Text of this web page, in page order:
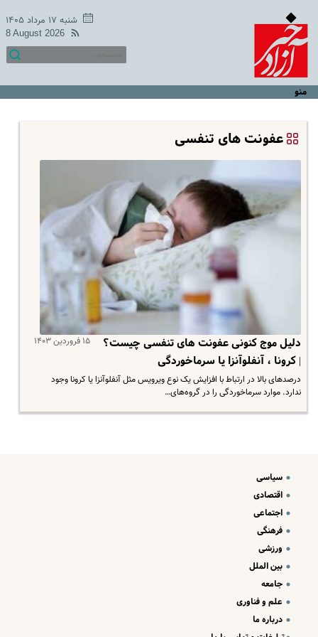
شنبه ۱۷ مرداد ۱۴۰۵
8 August 2026
منو
عفونت های تنفسی
۱۵ فروردین ۱۴۰۳
دلیل موج کنونی عفونت های تنفسی چیست؟
| کرونا ، آنفلوآنزا یا سرماخوردگی
درصدهای بالا در ارتباط با افزایش یک نوع ویرویس مثل آنفلوآنزا یا کرونا وجود
ندارد. موارد سرماخوردگی را در گروه‌های…
سیاسی
اقتصادی
اجتماعی
فرهنگی
ورزشی
بین الملل
جامعه
علم و فناوری
درباره ما